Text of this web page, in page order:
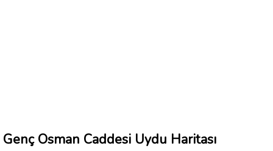
Genç Osman Caddesi Uydu Haritası